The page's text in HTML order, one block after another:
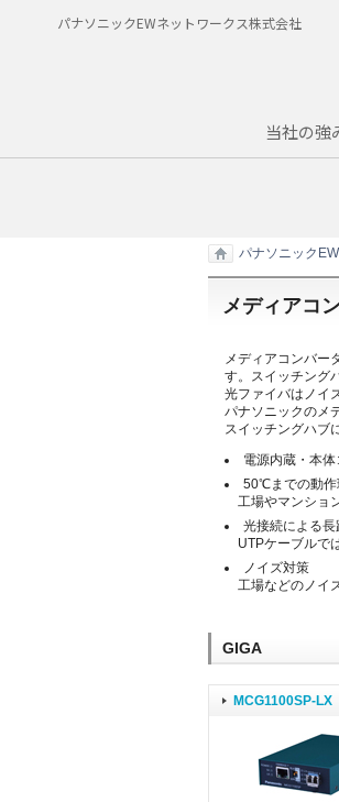
パナソニックEWネットワークス株式会社
当社の強
次世代LAN Wi-
ネットワーク統
動画集
学びを最適化
クイックスタ
設定例
ファームウェ
フォームでのお
品質方針
認定資格証
パナソニック
メディアコ
メディアコンバー
す。スイッチング
光ファイバはノイ
パナソニックのメ
スイッチングハブ
電源内蔵・本
50℃までの動作
工場やマンショ
光接続による長
UTPケーブルで
ノイズ対策
工場などのノイ
GIGA
MCG1100SP-LX